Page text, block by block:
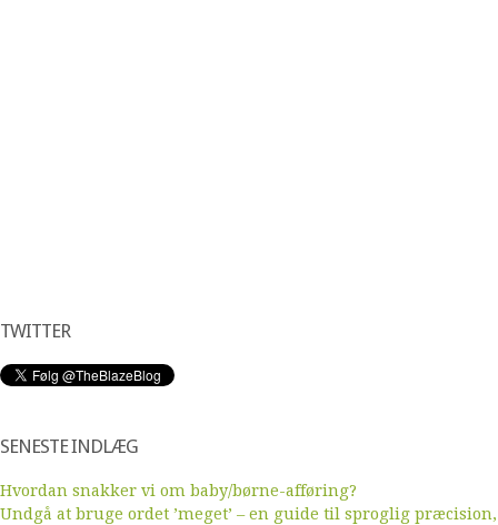
TWITTER
SENESTE INDLÆG
Hvordan snakker vi om baby/børne-afføring?
Undgå at bruge ordet ’meget’ – en guide til sproglig præcision,